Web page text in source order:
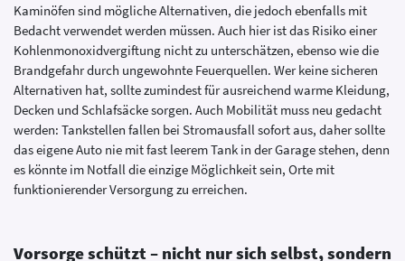
Kaminöfen sind mögliche Alternativen, die jedoch ebenfalls mit
Bedacht verwendet werden müssen. Auch hier ist das Risiko einer
Kohlenmonoxidvergiftung nicht zu unterschätzen, ebenso wie die
Brandgefahr durch ungewohnte Feuerquellen. Wer keine sicheren
Alternativen hat, sollte zumindest für ausreichend warme Kleidung,
Decken und Schlafsäcke sorgen. Auch Mobilität muss neu gedacht
werden: Tankstellen fallen bei Stromausfall sofort aus, daher sollte
das eigene Auto nie mit fast leerem Tank in der Garage stehen, denn
es könnte im Notfall die einzige Möglichkeit sein, Orte mit
funktionierender Versorgung zu erreichen.
Vorsorge schützt – nicht nur sich selbst, sondern